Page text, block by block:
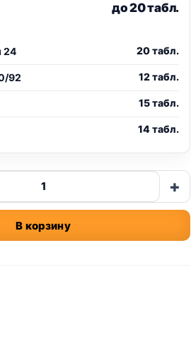
до 20 табл.
24 20 табл.
92 12 табл.
15 табл.
14 табл.
+
В корзину